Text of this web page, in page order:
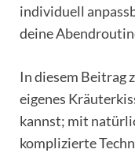
individuell
deine
In diesem Beitrag
eigenes
kannst; mit
komplizierte